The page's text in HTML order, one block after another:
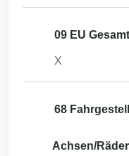
09 EU
X
68 Fahrgestell
Achsen/Räder